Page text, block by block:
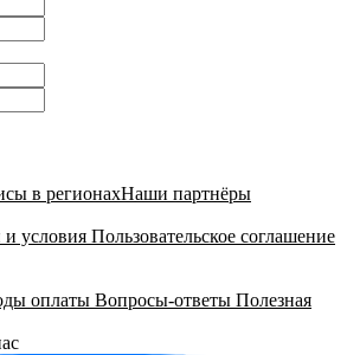
в регионахНаши партнёры
условия Пользовательское соглашение
оплаты Вопросы-ответы Полезная